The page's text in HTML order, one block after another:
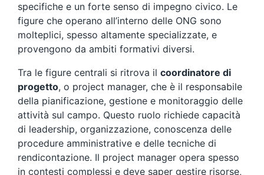
specifiche e un forte senso di impegno civico. Le
figure che operano all’interno delle ONG sono
molteplici, spesso altamente specializzate, e
provengono da ambiti formativi diversi.
Tra le figure centrali si ritrova il coordinatore di
progetto, o project manager, che è il responsabile
della pianificazione, gestione e monitoraggio delle
attività sul campo. Questo ruolo richiede capacità
di leadership, organizzazione, conoscenza delle
procedure amministrative e delle tecniche di
rendicontazione. Il project manager opera spesso
in contesti complessi e deve saper gestire risorse,